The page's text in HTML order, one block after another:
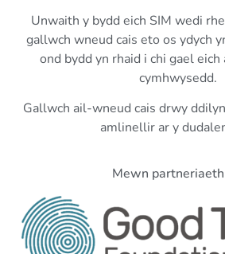
Unwaith y bydd eich SIM wedi
gallwch wneud cais eto os ydych
ond bydd yn rhaid i chi gael
cymhwysedd.
Gallwch ail-wneud cais drwy
amlinellir ar y
Mewn partneriaeth